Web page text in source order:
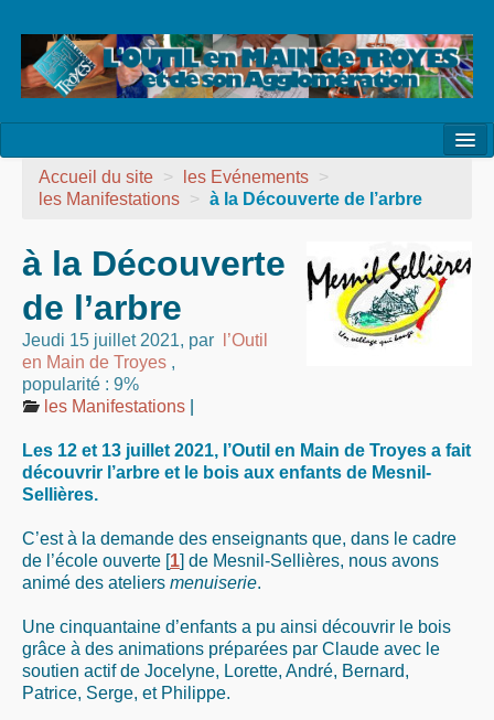
l’Association
la Vie des Ateliers
les Evénements
les Réalisations
Agenda
Contact
Accueil du site > les Evénements >
les Manifestations > à la Découverte de l’arbre
à la Découverte
de l’arbre
Jeudi 15 juillet 2021, par
l’Outil
en Main de Troyes ,
popularité : 9%
les Manifestations
Les 12 et 13 juillet 2021, l’Outil en Main de Troyes a fait
découvrir l’arbre et le bois aux enfants de Mesnil-
Sellières.
C’est à la demande des enseignants que, dans le cadre
de l’école ouverte [1] de Mesnil-Sellières, nous avons
animé des ateliers menuiserie.
Une cinquantaine d’enfants a pu ainsi découvrir le bois
grâce à des animations préparées par Claude avec le
soutien actif de Jocelyne, Lorette, André, Bernard,
Patrice, Serge, et Philippe.